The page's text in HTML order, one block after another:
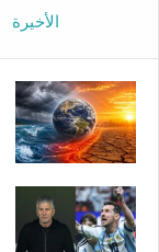
الأخيرة